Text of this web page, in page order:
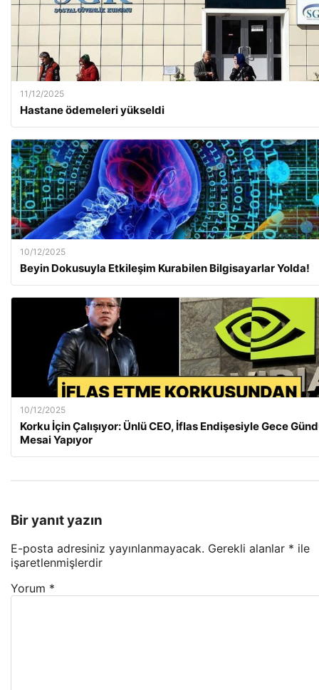
11/12/2025
Hastane ödemeleri yükseldi
10/12/2025
Beyin Dokusuyla Etkileşim Kurabilen Bilgisayarlar Yolda!
10/12/2025
Korku İçin Çalışıyor: Ünlü CEO, İflas Endişesiyle Gece
Mesai Yapıyor
Bir yanıt yazın
E-posta adresiniz yayınlanmayacak. Gerekli alanlar * ile
işaretlenmişlerdir
Yorum *